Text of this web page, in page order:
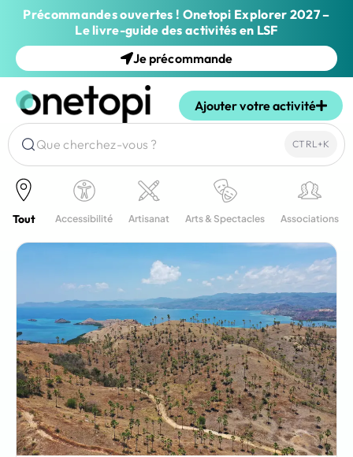
Précommandes ouvertes ! Onetopi Explorer 2027 –
Le livre-guide des activités en LSF
Je précommande
Ajouter votre activité
Que cherchez-vous ? CTRL+K
Tout Accessibilité Artisanat Arts & Spectacles Associations